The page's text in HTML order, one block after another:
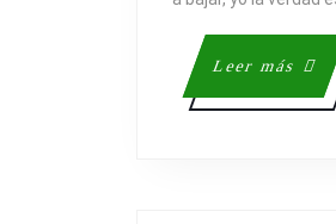
Leer más